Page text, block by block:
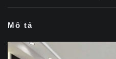
Mô tả